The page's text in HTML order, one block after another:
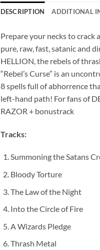
DESCRIPTION ADDITIONAL
Prepare your necks to crack
pure, raw, fast, satanic and
HELLION, the rebels of
“Rebel’s Curse” is an
8 spells full of abhorrence
left-hand path! For fans of
RAZOR + bonustrack
Tracks:
Summoning the Satans
Bloody Torture
The Law of the Night
Into the Circle of Fire
A Wizards Pledge
Thrash Metal